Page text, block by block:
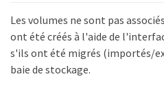
Les volumes ne sont pas
ont été créés à l'aide de
s'ils ont été migrés (importés/
baie de stockage.